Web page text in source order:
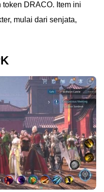
DRACO. Item ini
mulai dari senjata,